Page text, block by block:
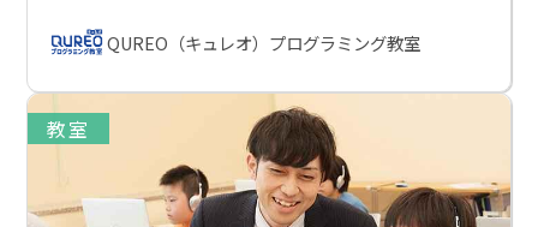
QUREO（キュレオ）プログラミング教室
教室